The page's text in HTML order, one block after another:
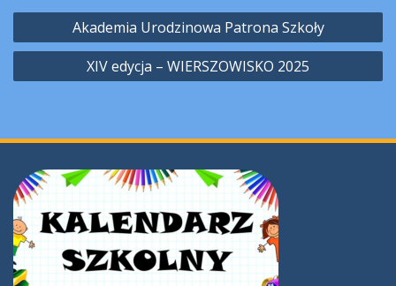
Nawigacja
wpisu
Akademia Urodzinowa Patrona Szkoły
XIV edycja – WIERSZOWISKO 2025